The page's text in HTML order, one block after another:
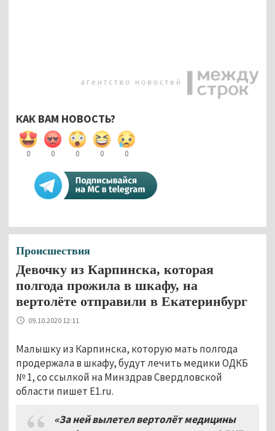
КАК ВАМ НОВОСТЬ?
0 0 0 0 0
Происшествия
Девочку из Карпинска, которая
полгода прожила в шкафу, на
вертолёте отправили в Екатеринбург
09.10.2020 12:11
Малышку из Карпинска, которую мать полгода
продержала в шкафу, будут лечить медики ОДКБ
№ 1, со ссылкой на Минздрав Свердловской
области пишет E1.ru.
«За ней вылетел вертолёт медицины